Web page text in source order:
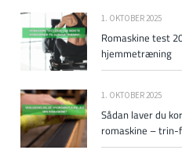
1. OKTOBER 2025
Romaskine test
hjemmetræning
1. OKTOBER 2025
Sådan laver du
romaskine –